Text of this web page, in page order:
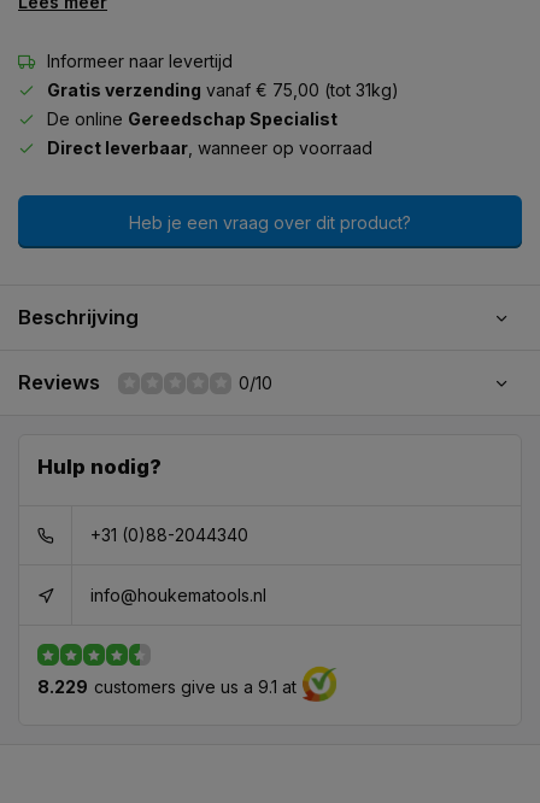
Informeer naar levertijd
Gratis verzending vanaf € 75,00 (tot 31kg)
De online Gereedschap Specialist
Direct leverbaar , wanneer op voorraad
Heb je een vraag over dit product?
Beschrijving
Reviews 0/10
Hulp nodig?
+31 (0)88-2044340
info@houkematools.nl
8.229 customers give us a 9.1 at